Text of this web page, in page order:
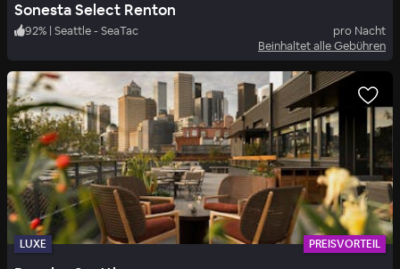
Sonesta Select Renton
92% | Seattle - SeaTac
pro Nacht
Beinhaltet alle Gebühren
LUXE PREISVORTEIL